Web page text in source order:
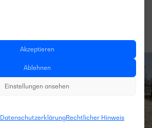
Akzeptieren
Ablehnen
Einstellungen ansehen
DatenschutzerklärungRechtlicher Hinweis